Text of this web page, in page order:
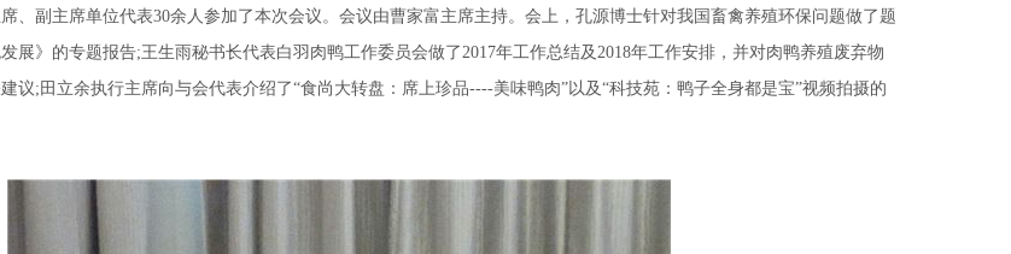
、副主席单位代表30余人参加了本次会议。会议由曹家富主席主持。会上，孔源博士针对我国畜禽养殖环保问题做了题
展》的专题报告;王生雨秘书长代表白羽肉鸭工作委员会做了2017年工作总结及2018年工作安排，并对肉鸭养殖废弃物
议;田立余执行主席向与会代表介绍了“食尚大转盘：席上珍品----美味鸭肉”以及“科技苑：鸭子全身都是宝”视频拍摄的